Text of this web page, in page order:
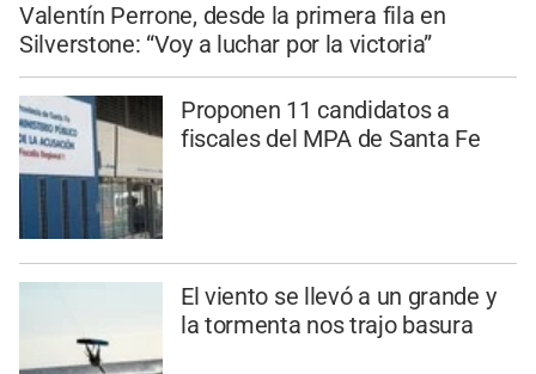
Valentín Perrone, desde la primera fila en
Silverstone: “Voy a luchar por la victoria”
Proponen 11 candidatos a
fiscales del MPA de Santa Fe
El viento se llevó a un grande y
la tormenta nos trajo basura